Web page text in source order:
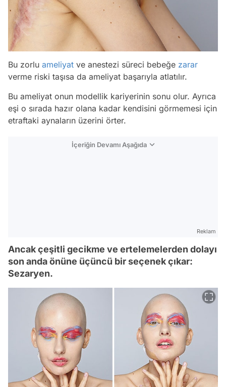
Bu zorlu ameliyat ve anestezi süreci bebeğe zarar
verme riski taşısa da ameliyat başarıyla atlatılır.
Bu ameliyat onun modellik kariyerinin sonu olur. Ayrıca
eşi o sırada hazır olana kadar kendisini görmemesi için
etraftaki aynaların üzerini örter.
İçeriğin Devamı Aşağıda
Reklam
Ancak çeşitli gecikme ve ertelemelerden dolayı
son anda önüne üçüncü bir seçenek çıkar:
Sezaryen.